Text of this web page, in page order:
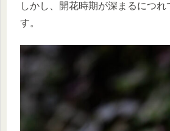
しかし、開花時期が深まるにつれ
す。